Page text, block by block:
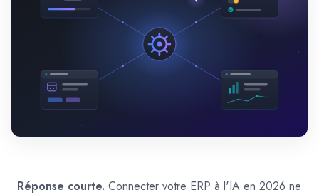
Réponse courte. Connecter votre ERP à l'IA en 2026 ne